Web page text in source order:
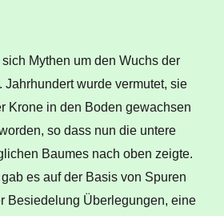
Mythen um den Wuchs der
Jahrhundert wurde vermutet, sie
Krone in den Boden gewachsen
so dass nun die untere
Baumes nach oben zeigte.
gab es auf der Basis von Spuren
Besiedelung Überlegungen, eine